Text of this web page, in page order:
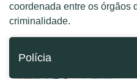
coordenada entre os órgãos
criminalidade.
Polícia